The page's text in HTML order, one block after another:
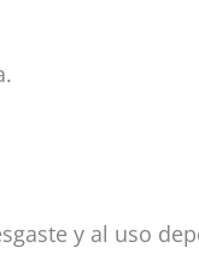
y al uso